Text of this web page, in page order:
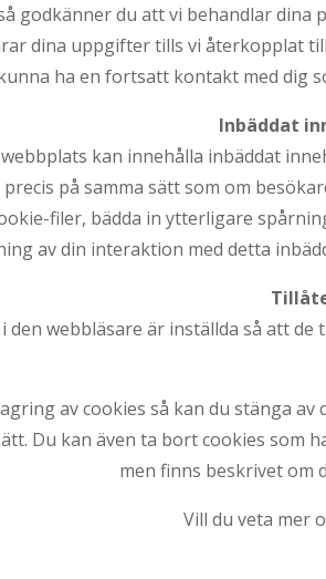
godkänner du att vi behandlar dina
dina uppgifter tills vi återkopplat
ha en fortsatt kontakt med dig
Inbäddat
kan innehålla inbäddat
på samma sätt som om
filer, bädda in ytterligare
av din interaktion med detta
den webbläsare är inställda så att
av cookies så kan du stänga
Du kan även ta bort cookies som
men finns beskrivet om
Vill du veta mer